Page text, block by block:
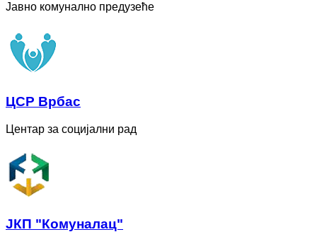
Јавно комунално предузеће
ЦСР Врбас
Центар за социјални рад
ЈКП "Комуналац"